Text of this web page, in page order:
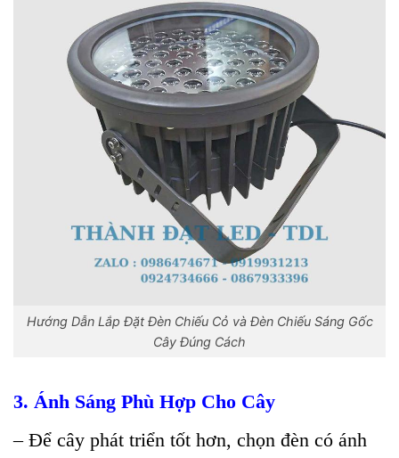
Hướng Dẫn Lắp Đặt Đèn Chiếu Cỏ và Đèn Chiếu Sáng Gốc
Cây Đúng Cách
3. Ánh Sáng Phù Hợp Cho Cây
– Để cây phát triển tốt hơn, chọn đèn có ánh